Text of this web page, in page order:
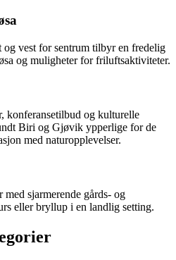
og vest for sentrum tilbyr en fredelig
og muligheter for friluftsaktiviteter.
konferansetilbud og kulturelle
Biri og Gjøvik ypperlige for de
med naturopplevelser.
sjarmerende gårds- og
eller bryllup i en landlig setting.